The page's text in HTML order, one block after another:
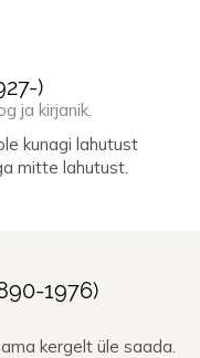
-)
ja kirjanik.
kunagi lahutust
mitte lahutust.
-1976)
kergelt üle saada.